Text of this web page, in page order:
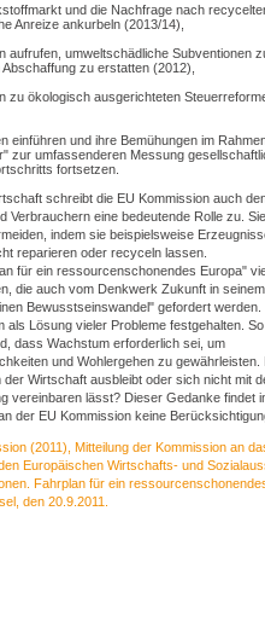
und die Nachfrage nach
Anreize ankurbeln (2013/14),
aufrufen, umweltschädliche Subventionen
zu erstatten (2012),
zu ökologisch ausgerichteten
einführen und ihre Bemühungen im
zur umfassenderen Messung
fortsetzen.
schreibt die EU Kommission auch
Verbrauchern eine bedeutende Rolle zu.
indem sie beispielsweise
reparieren oder recyceln lassen.
für ein ressourcenschonendes Europa"
die auch vom Denkwerk Zukunft in
Bewusstseinswandel" gefordert
als Lösung vieler Probleme festgehalten.
dass Wachstum erforderlich sei, um
und Wohlergehen zu gewährleisten.
Wirtschaft ausbleibt oder sich nicht mit
vereinbaren lässt? Dieser Gedanke findet
der EU Kommission keine
(2011), Mitteilung der Kommission an
Europäischen Wirtschafts- und
Fahrplan für ein
den 20.9.2011.